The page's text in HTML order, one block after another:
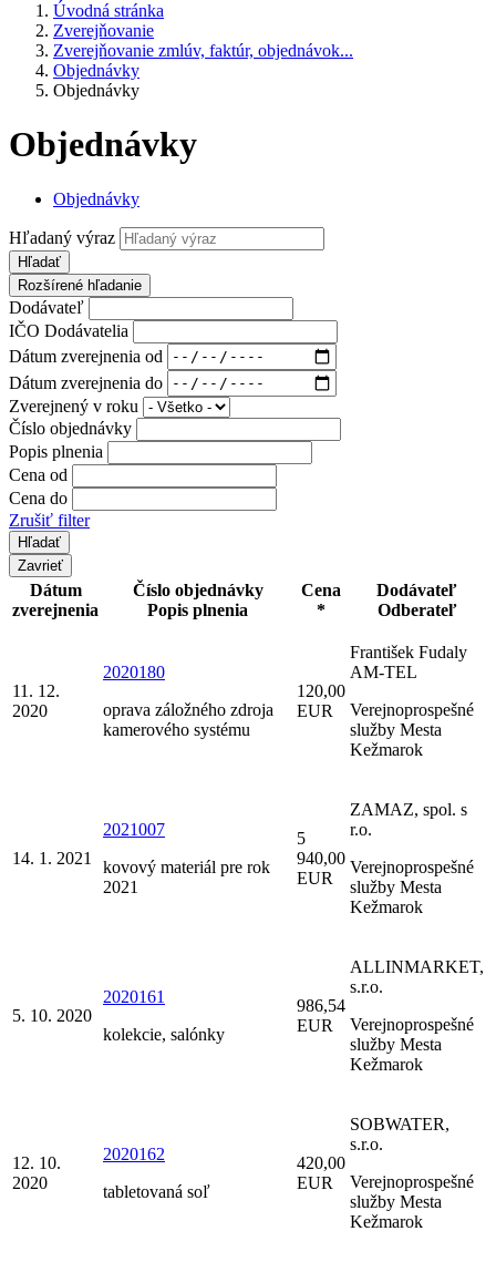
Úvodná stránka
Zverejňovanie
Zverejňovanie zmlúv, faktúr, objednávok...
Objednávky
Objednávky
Objednávky
Objednávky
Hľadaný výraz
Hľadať
Rozšírené hľadanie
Dodávateľ
IČO Dodávatelia
Dátum zverejnenia od
Dátum zverejnenia do
Zverejnený v roku
Číslo objednávky
Popis plnenia
Cena od
Cena do
Zrušiť filter
Zavrieť
Dátum
zverejnenia
Číslo objednávky
Popis plnenia
Cena
*
Dodávateľ
Odberateľ
11. 12.
2020
2020180
oprava záložného zdroja
kamerového systému
120,00
EUR
František Fudaly
AM-TEL
Verejnoprospešné
služby Mesta
Kežmarok
14. 1. 2021
2021007
kovový materiál pre rok
2021
5
940,00
EUR
ZAMAZ, spol. s
r.o.
Verejnoprospešné
služby Mesta
Kežmarok
5. 10. 2020
2020161
kolekcie, salónky
986,54
EUR
ALLINMARKET,
s.r.o.
Verejnoprospešné
služby Mesta
Kežmarok
12. 10.
2020
2020162
tabletovaná soľ
420,00
EUR
SOBWATER,
s.r.o.
Verejnoprospešné
služby Mesta
Kežmarok